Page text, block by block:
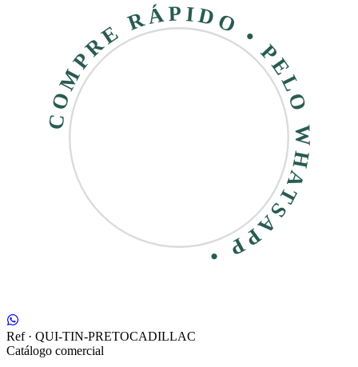
COMPRE RÁPIDO • PELO WHATSAPP •
Ref · QUI-TIN-PRETOCADILLAC
Catálogo comercial